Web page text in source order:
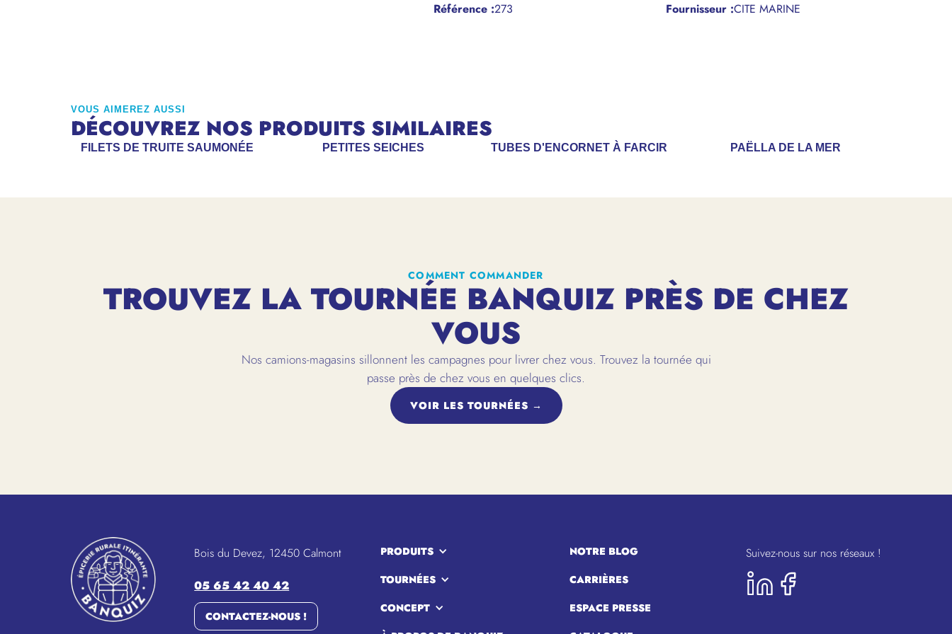
Référence :273 Fournisseur :CITE MARINE
VOUS AIMEREZ AUSSI
DÉCOUVREZ NOS PRODUITS SIMILAIRES
PETITES SEICHES TUBES D'ENCORNET À FARCIR PAËLLA DE LA MER
FILETS DE TRUITE SAUMONÉE
COMMENT COMMANDER
TROUVEZ LA TOURNÉE BANQUIZ PRÈS DE CHEZ
VOUS
Nos camions-magasins sillonnent les campagnes pour livrer chez vous. Trouvez la tournée qui
passe près de chez vous en quelques clics.
VOIR LES TOURNÉES →
Bois du Devez, 12450 Calmont
05 65 42 40 42
CONTACTEZ-NOUS !
PRODUITS
TOURNÉES
CONCEPT
NOTRE BLOG
CARRIÈRES
ESPACE PRESSE
Suivez-nous sur nos réseaux !